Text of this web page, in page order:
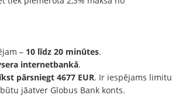
– 10 līdz 20 minūtes.
internetbankā.
pārsniegt 4677 EUR. Ir iespējams limitu
jāatver Globus Bank konts.